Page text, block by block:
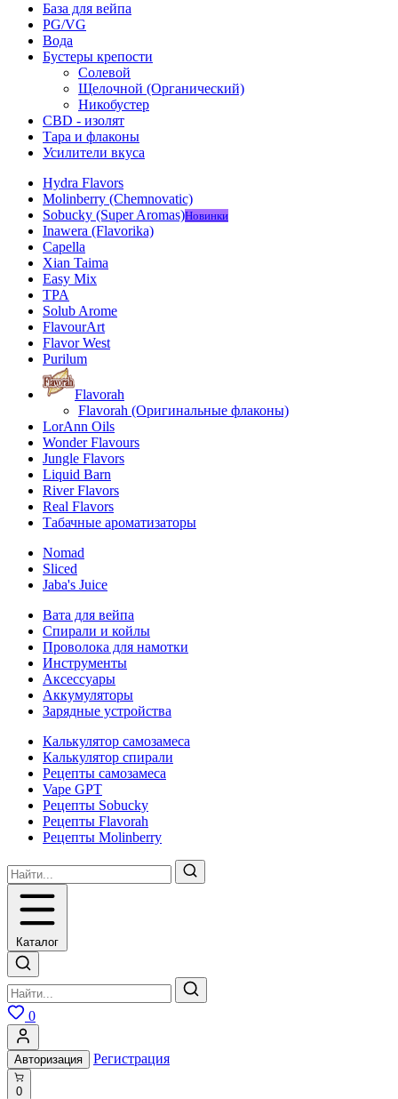
База для вейпа
PG/VG
Вода
Бустеры крепости
Солевой
Щелочной (Органический)
Никобустер
CBD - изолят
Тара и флаконы
Усилители вкуса
Hydra Flavors
Molinberry (Chemnovatic)
Sobucky (Super Aromas)Новинки
Inawera (Flavorika)
Capella
Xian Taima
Easy Mix
TPA
Solub Arome
FlavourArt
Flavor West
Purilum
Flavorah
Flavorah (Оригинальные флаконы)
LorAnn Oils
Wonder Flavours
Jungle Flavors
Liquid Barn
River Flavors
Real Flavors
Табачные ароматизаторы
Nomad
Sliced
Jaba's Juice
Вата для вейпа
Спирали и койлы
Проволока для намотки
Инструменты
Аксесcуары
Аккумуляторы
Зарядные устройства
Калькулятор самозамеса
Калькулятор спирали
Рецепты самозамеса
Vape GPT
Рецепты Sobucky
Рецепты Flavorah
Рецепты Molinberry
Каталог
0
Авторизация Регистрация
0